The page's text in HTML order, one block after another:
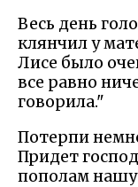
Весь день
клянчил у
Лисе было
все равно
говорила."
Потерпи
Придет
пополам нашу